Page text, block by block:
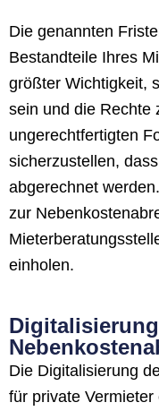
Die genannten
Bestandteile Ihres
größter Wichtigkeit,
sein und die Rechte
ungerechtfertigten
sicherzustellen,
abgerechnet
zur
einholen.
Die Digitalisierung
für private